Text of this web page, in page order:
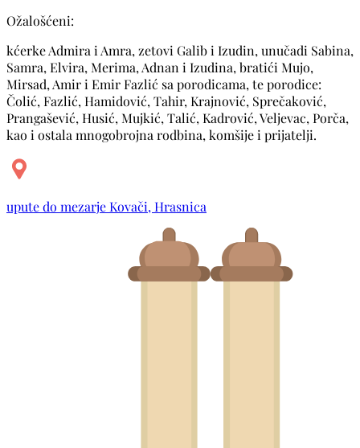
Ožalošćeni:
kćerke Admira i Amra, zetovi Galib i Izudin, unučadi Sabina,
Samra, Elvira, Merima, Adnan i Izudina, bratići Mujo,
Mirsad, Amir i Emir Fazlić sa porodicama, te porodice:
Čolić, Fazlić, Hamidović, Tahir, Krajnović, Sprečaković,
Prangašević, Husić, Mujkić, Talić, Kadrović, Veljevac, Porča,
kao i ostala mnogobrojna rodbina, komšije i prijatelji.
upute do mezarje Kovači, Hrasnica